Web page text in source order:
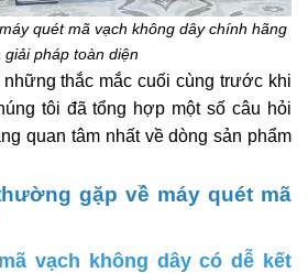
quét mã vạch không dây chính hãng
giải pháp toàn diện
thắc mắc cuối cùng trước khi
tôi đã tổng hợp một số câu hỏi
quan tâm nhất về dòng sản phẩm
gặp về máy quét mã
vạch không dây có dễ kết